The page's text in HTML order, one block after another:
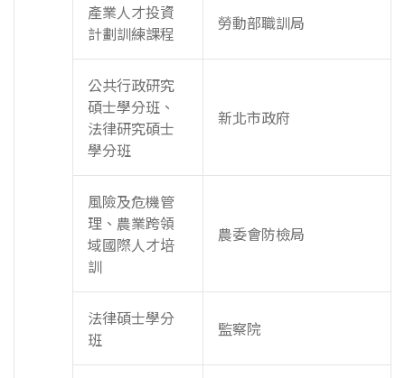
產業人才投資
計劃訓練課程
勞動部職訓局
公共行政研究
碩士學分班、
法律研究碩士
學分班
新北市政府
風險及危機管
理、農業跨領
域國際人才培
訓
農委會防檢局
法律碩士學分
班
監察院